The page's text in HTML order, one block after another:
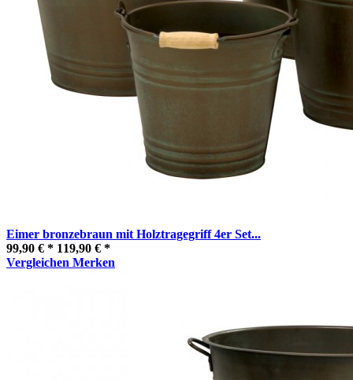
Eimer bronzebraun mit Holztragegriff 4er Set...
99,90 € * 119,90 € *
Vergleichen Merken